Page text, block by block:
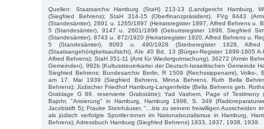
Quellen: Staatsarchiv Hamburg (StaH) 213-13 (Landgericht Hamburg,
(Siegfried Behrens); StaH 314-15 (Oberfinanzpräsident), FVg 8443
(Standesämter), 2891 u. 1265/1897 (Heiratsregister 1897, Alfred Behrens u.
5 (Standesämter), 9147 u. 2601/1898 (Geburtsregister 1898, Siegfried
(Standesämter), 8743 u. 872/1920 (Heiratsregister 1920, Alfred Behrens u.
5 (Standesämter), 8093 u. 490/1928 (Sterberegister 1928,
(Staatsangehörigkeitsaufsicht), AIe 40 Bd. 13 (Bürger-Register 1899-1905
Alfred Behrens); StaH 351-11 (Amt für Wiedergutmachung), 36272 (Armin
Gemeinden), 992b (Kultussteuerkartei der Deutsch-Israelitischen Gemeinde
Siegfried Behrens; Bundesarchiv Berlin, R 1509 (Reichssippenamt), Volks-,
am 17. Mai 1939 (Siegfried Behrens, Minna Behrens, Ruth Bella
Behrens); Jüdischer Friedhof Hamburg-Langenfelde (Bella Behrens geb.
Grablage G 89, reservierte Grabstätte); Yad Vashem, Page of Testimony
Bajohr, "Arisierung" in Hamburg, Hamburg 1998, S. 349
Jacobistift 5); Frauke Steinhäuser, "…bis zu seinem freiwilligen Ausscheiden
als jüdisch verfolgte Sportler:innen im Nationalsozialismus in Hamburg,
Behrens); Adressbuch Hamburg (Siegfried Behrens) 1933, 1937, 1938, 1939.